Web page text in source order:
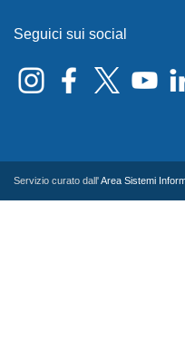
Seguici sui social
Servizio curato dall'Area Sistemi